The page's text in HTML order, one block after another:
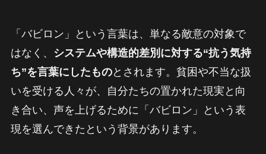
「バビロン」という言葉は、単なる敵意の対象で
はなく、
システムや構造的差別に対する“抗う気持
ち”を言葉にしたものとされます。貧困や不当な扱
いを受ける人々が、自分たちの置かれた現実と向
き合い、声を上げるために「バビロン」という表
現を選んできたという背景があります。